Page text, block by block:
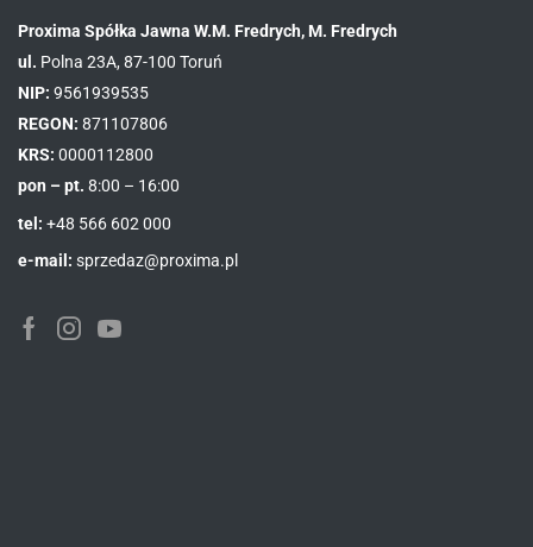
Proxima Spółka Jawna W.M. Fredrych, M. Fredrych
ul. Polna 23A, 87-100 Toruń
NIP: 9561939535
REGON: 871107806
KRS: 0000112800
pon – pt. 8:00 – 16:00
tel: +48 566 602 000
e-mail: sprzedaz@proxima.pl
FacebookInstagramYoutube